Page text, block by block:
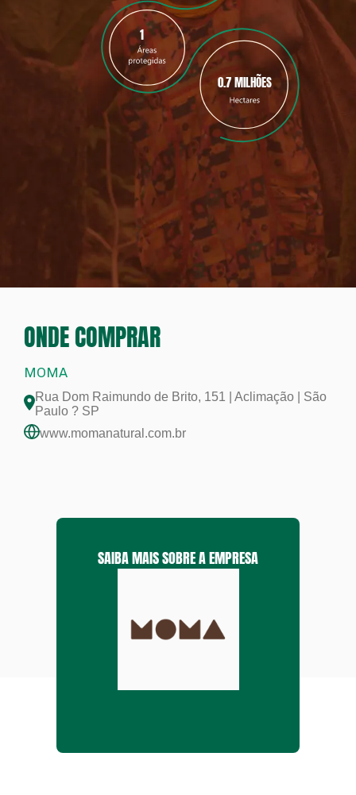
1
0.7 MILHÕES
ONDE COMPRAR
MOMA
Rua Dom Raimundo de Brito, 151 | Aclimação | São
Paulo ? SP
www.momanatural.com.br
SAIBA MAIS SOBRE A EMPRESA